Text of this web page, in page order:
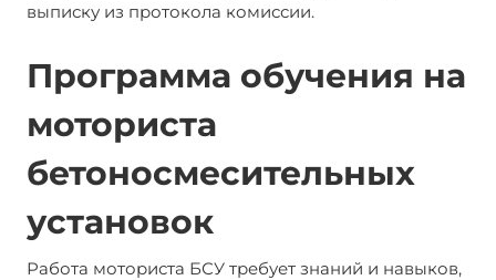
выписку из протокола комиссии.
Программа обучения на
моториста
бетоносмесительных
установок
Работа моториста БСУ требует знаний и навыков,